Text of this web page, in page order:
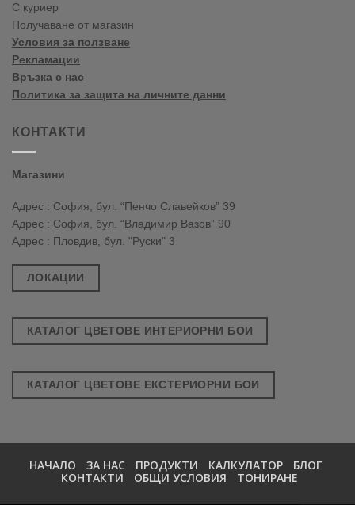
С куриер
Получаване от магазин
Условия за ползване
Рекламации
Връзка с нас
Политика за защита на личните данни
КОНТАКТИ
Магазини
Адрес : София, бул. “Пенчо Славейков” 39
Адрес : София, бул. “Владимир Вазов” 90
Адрес : Пловдив, бул. "Руски" 3
ЛОКАЦИИ
КАТАЛОГ ЦВЕТОВЕ ИНТЕРИОРНИ БОИ
КАТАЛОГ ЦВЕТОВЕ ЕКСТЕРИОРНИ БОИ
НАЧАЛО ЗА НАС ПРОДУКТИ КАЛКУЛАТОР
БЛОГ
КОНТАКТИ
ОБЩИ УСЛОВИЯ ТОНИРАНЕ